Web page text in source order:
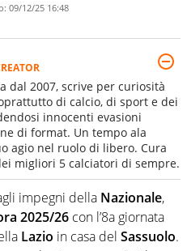
09/12/25 16:48
dal 2007, scrive per curiosità
di calcio, di sport e dei
innocenti evasioni
di format. Un tempo ala
agio nel ruolo di libero. Cura
migliori 5 calciatori di sempre.
impegni della Nazionale,
2025/26 con l’8a giornata
Lazio in casa del Sassuolo.